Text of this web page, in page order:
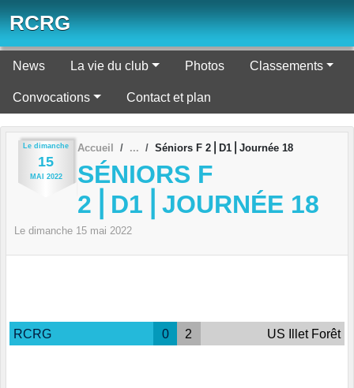
RCRG
News La vie du club Photos Classements
Convocations Contact et plan
Le dimanche
15
MAI 2022
Accueil Séniors F 2⎪D1⎪Journée 18
SÉNIORS F
2⎪D1⎪JOURNÉE 18
Le dimanche 15 mai 2022
RCRG 0 2 US Illet Forêt